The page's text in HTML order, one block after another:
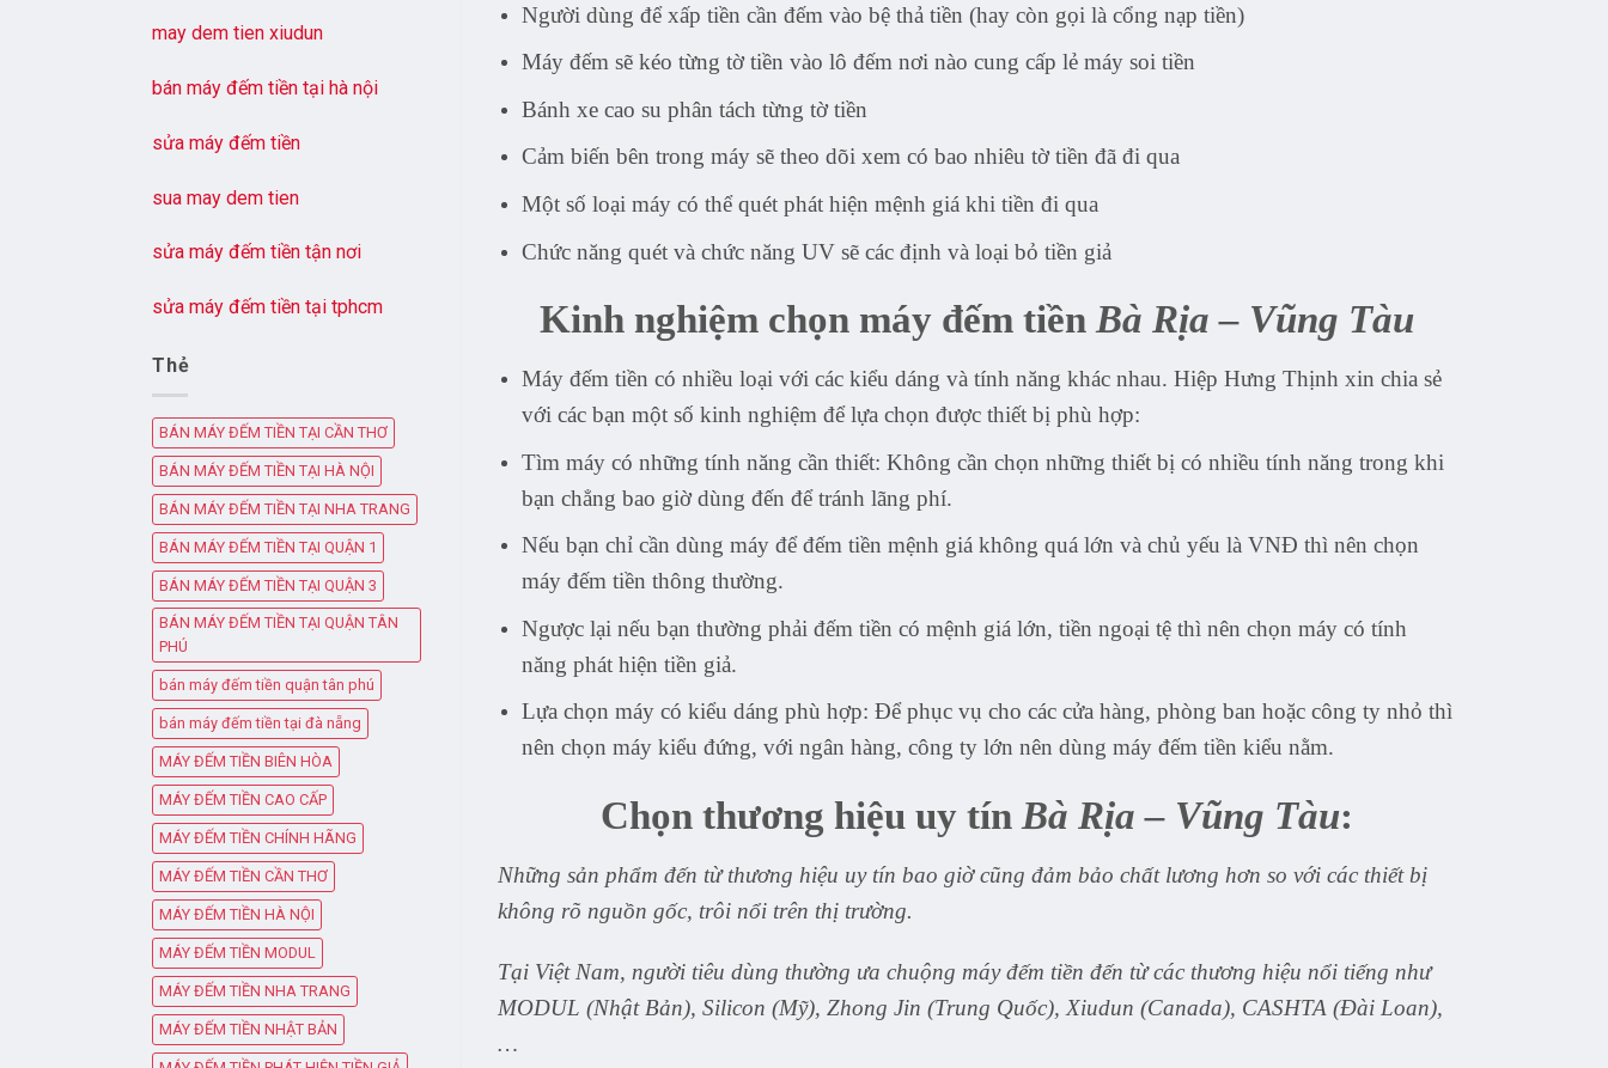
may dem tien xiudun
bán máy đếm tiền tại hà nội
sửa máy đếm tiền
sua may dem tien
sửa máy đếm tiền tận nơi
sửa máy đếm tiền tại tphcm
Thẻ
BÁN MÁY ĐẾM TIỀN TẠI CẦN THƠ
BÁN MÁY ĐẾM TIỀN TẠI HÀ NỘI
BÁN MÁY ĐẾM TIỀN TẠI NHA TRANG
BÁN MÁY ĐẾM TIỀN TẠI QUẬN 1
BÁN MÁY ĐẾM TIỀN TẠI QUẬN 3
BÁN MÁY ĐẾM TIỀN TẠI QUẬN TÂN
PHÚ
bán máy đếm tiền quận tân phú
bán máy đếm tiền tại đà nẵng
MÁY ĐẾM TIỀN BIÊN HÒA
MÁY ĐẾM TIỀN CAO CẤP
MÁY ĐẾM TIỀN CHÍNH HÃNG
MÁY ĐẾM TIỀN CẦN THƠ
MÁY ĐẾM TIỀN HÀ NỘI
MÁY ĐẾM TIỀN MODUL
MÁY ĐẾM TIỀN NHA TRANG
MÁY ĐẾM TIỀN NHẬT BẢN
Người dùng để xấp tiền cần đếm vào bệ thả tiền (hay còn gọi là cổng nạp tiền)
Máy đếm sẽ kéo từng tờ tiền vào lô đếm nơi nào cung cấp lẻ máy soi tiền
Bánh xe cao su phân tách từng tờ tiền
Cảm biến bên trong máy sẽ theo dõi xem có bao nhiêu tờ tiền đã đi qua
Một số loại máy có thể quét phát hiện mệnh giá khi tiền đi qua
Chức năng quét và chức năng UV sẽ các định và loại bỏ tiền giả
Kinh nghiệm chọn máy đếm tiềnBà Rịa – Vũng Tàu
Máy đếm tiền có nhiều loại với các kiểu dáng và tính năng khác nhau. Hiệp Hưng Thịnh xin chia sẻ
với các bạn một số kinh nghiệm để lựa chọn được thiết bị phù hợp:
Tìm máy có những tính năng cần thiết: Không cần chọn những thiết bị có nhiều tính năng trong khi
bạn chẳng bao giờ dùng đến để tránh lãng phí.
Nếu bạn chỉ cần dùng máy để đếm tiền mệnh giá không quá lớn và chủ yếu là VNĐ thì nên chọn
máy đếm tiền thông thường.
Ngược lại nếu bạn thường phải đếm tiền có mệnh giá lớn, tiền ngoại tệ thì nên chọn máy có tính
năng phát hiện tiền giả.
Lựa chọn máy có kiểu dáng phù hợp: Để phục vụ cho các cửa hàng, phòng ban hoặc công ty nhỏ thì
nên chọn máy kiểu đứng, với ngân hàng, công ty lớn nên dùng máy đếm tiền kiểu nằm.
Chọn thương hiệu uy tín Bà Rịa – Vũng Tàu:
Những sản phẩm đến từ thương hiệu uy tín bao giờ cũng đảm bảo chất lương hơn so với các thiết bị
không rõ nguồn gốc, trôi nổi trên thị trường.
Tại Việt Nam, người tiêu dùng thường ưa chuộng máy đếm tiền đến từ các thương hiệu nổi tiếng như
MODUL (Nhật Bản), Silicon (Mỹ), Zhong Jin (Trung Quốc), Xiudun (Canada), CASHTA (Đài Loan),
…